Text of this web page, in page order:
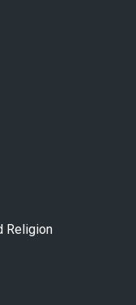
Religion